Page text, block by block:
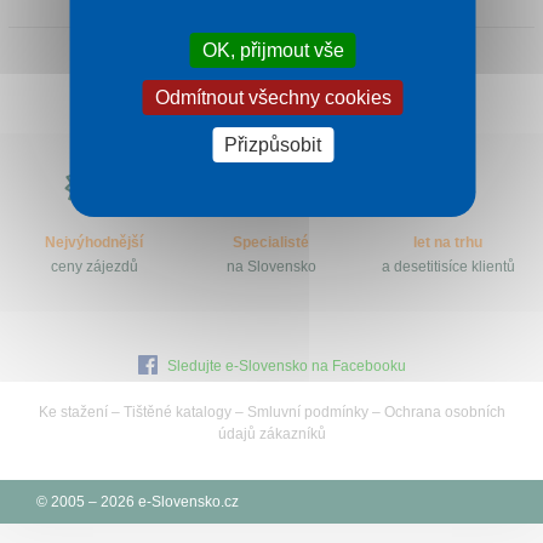
Slovensko.cz?
Nejvýhodnější
ceny zájezdů
Specialisté
na Slovensko
let na trhu
a desetitisíce klientů
Sledujte e-Slovensko na Facebooku
Ke stažení – Tištěné katalogy– Smluvní podmínky– Ochrana osobních
údajů zákazníků
© 2005 – 2026 e-Slovensko.cz
OK, přijmout vše
Odmítnout všechny cookies
Přizpůsobit